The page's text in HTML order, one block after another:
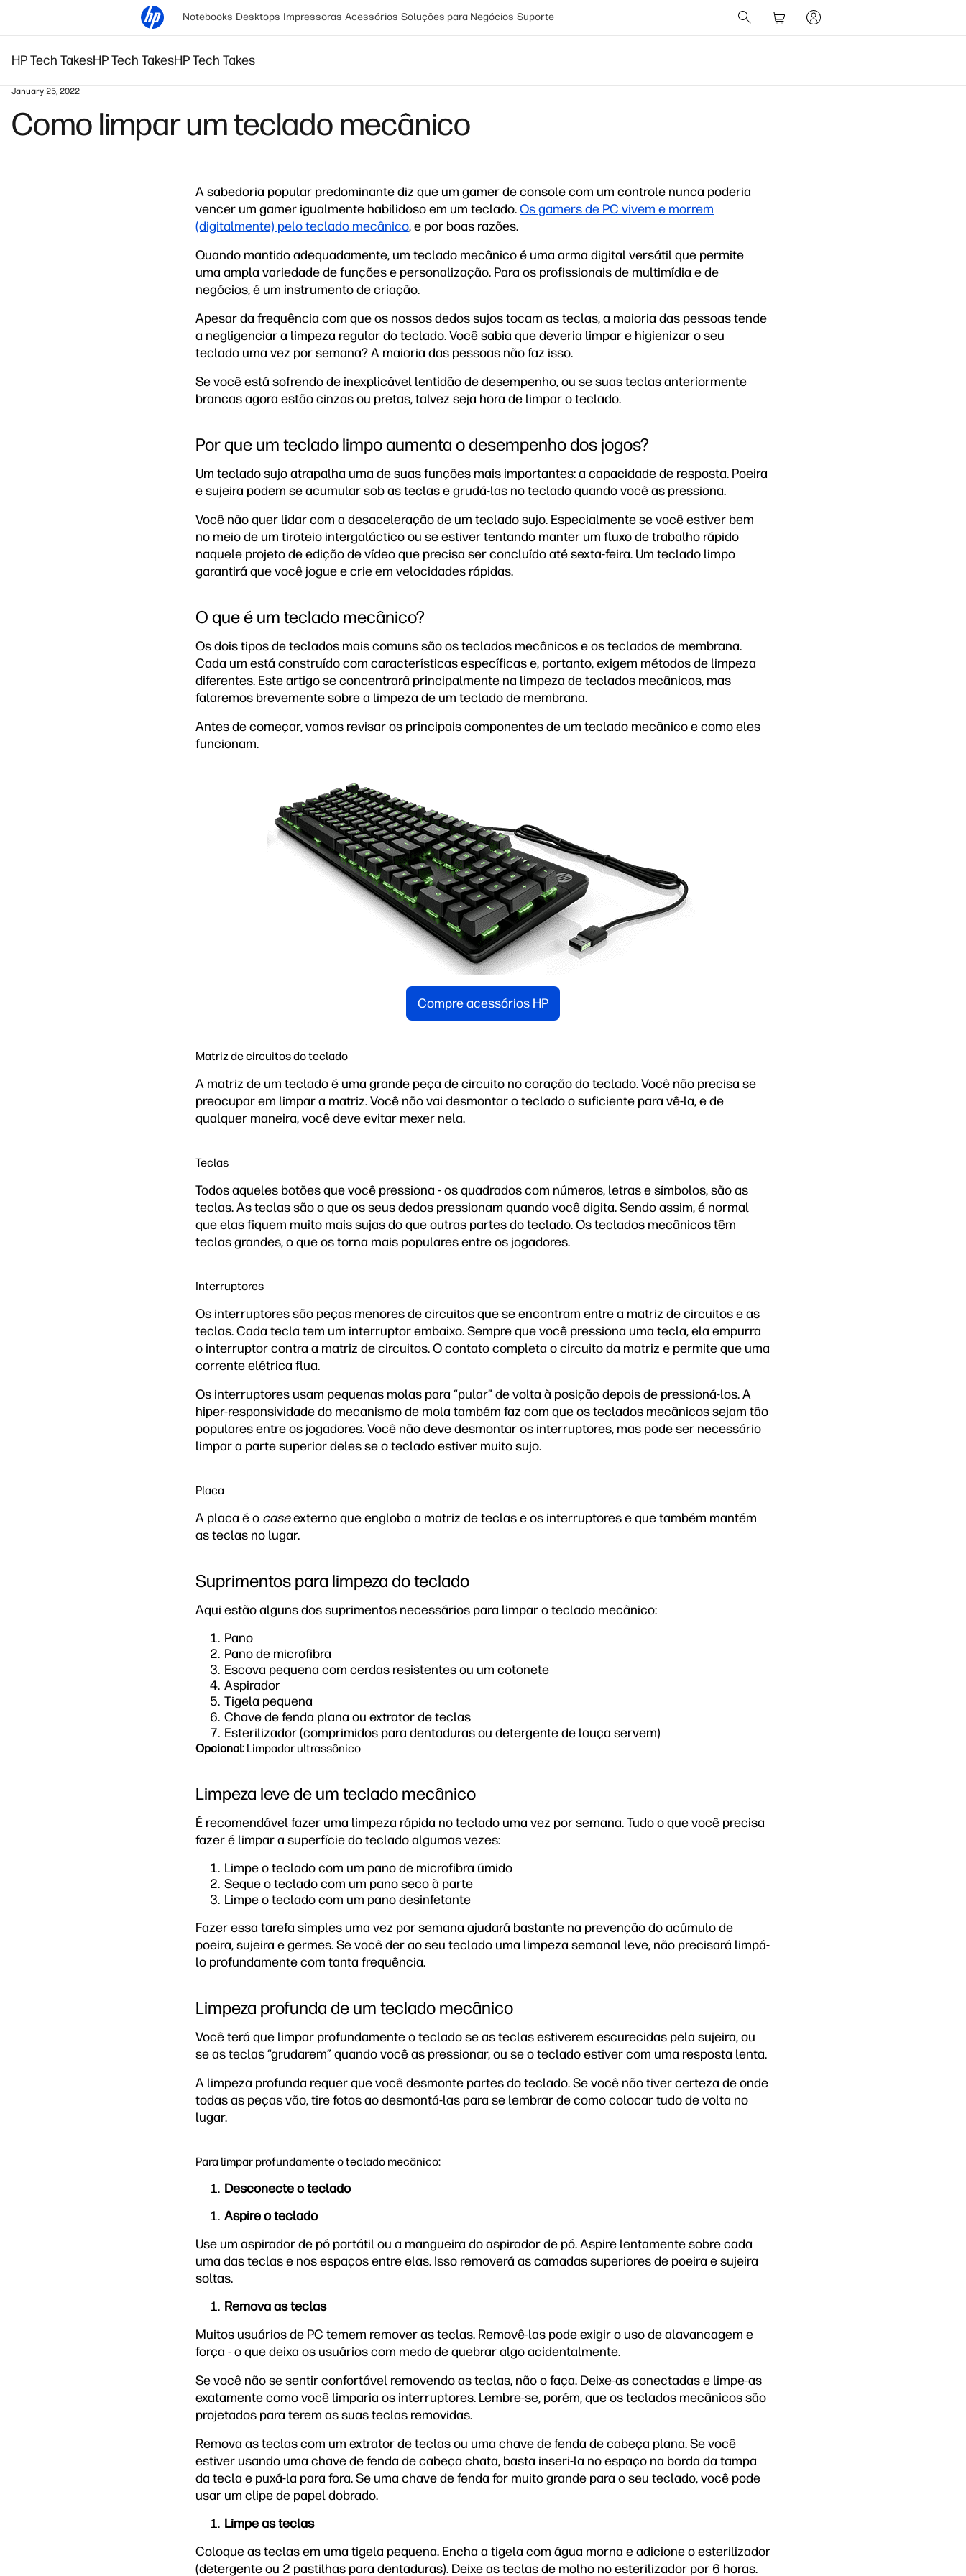
Notebooks Desktops Impressoras Acessórios Soluções para Negócios Suporte
HP Tech TakesHP Tech TakesHP Tech Takes
January 25, 2022
Como limpar um teclado mecânico
A sabedoria popular predominante diz que um gamer de console com um controle nunca poderia
vencer um gamer igualmente habilidoso em um teclado.Os gamers de PC vivem e morrem
(digitalmente) pelo teclado mecânico, e por boas razões.
Quando mantido adequadamente, um teclado mecânico é uma arma digital versátil que permite
uma ampla variedade de funções e personalização. Para os profissionais de multimídia e de
negócios, é um instrumento de criação.
Apesar da frequência com que os nossos dedos sujos tocam as teclas, a maioria das pessoas tende
a negligenciar a limpeza regular do teclado. Você sabia que deveria limpar e higienizar o seu
teclado uma vez por semana? A maioria das pessoas não faz isso.
Se você está sofrendo de inexplicável lentidão de desempenho, ou se suas teclas anteriormente
brancas agora estão cinzas ou pretas, talvez seja hora de limpar o teclado.
Por que um teclado limpo aumenta o desempenho dos jogos?
Um teclado sujo atrapalha uma de suas funções mais importantes: a capacidade de resposta. Poeira
e sujeira podem se acumular sob as teclas e grudá-las no teclado quando você as pressiona.
Você não quer lidar com a desaceleração de um teclado sujo. Especialmente se você estiver bem
no meio de um tiroteio intergaláctico ou se estiver tentando manter um fluxo de trabalho rápido
naquele projeto de edição de vídeo que precisa ser concluído até sexta-feira. Um teclado limpo
garantirá que você jogue e crie em velocidades rápidas.
O que é um teclado mecânico?
Os dois tipos de teclados mais comuns são os teclados mecânicos e os teclados de membrana.
Cada um está construído com características específicas e, portanto, exigem métodos de limpeza
diferentes. Este artigo se concentrará principalmente na limpeza de teclados mecânicos, mas
falaremos brevemente sobre a limpeza de um teclado de membrana.
Antes de começar, vamos revisar os principais componentes de um teclado mecânico e como eles
funcionam.
Compre acessórios HP
Matriz de circuitos do teclado
A matriz de um teclado é uma grande peça de circuito no coração do teclado. Você não precisa se
preocupar em limpar a matriz. Você não vai desmontar o teclado o suficiente para vê-la, e de
qualquer maneira, você deve evitar mexer nela.
Teclas
Todos aqueles botões que você pressiona - os quadrados com números, letras e símbolos, são as
teclas. As teclas são o que os seus dedos pressionam quando você digita. Sendo assim, é normal
que elas fiquem muito mais sujas do que outras partes do teclado. Os teclados mecânicos têm
teclas grandes, o que os torna mais populares entre os jogadores.
Interruptores
Os interruptores são peças menores de circuitos que se encontram entre a matriz de circuitos e as
teclas. Cada tecla tem um interruptor embaixo. Sempre que você pressiona uma tecla, ela empurra
o interruptor contra a matriz de circuitos. O contato completa o circuito da matriz e permite que uma
corrente elétrica flua.
Os interruptores usam pequenas molas para “pular” de volta à posição depois de pressioná-los. A
hiper-responsividade do mecanismo de mola também faz com que os teclados mecânicos sejam tão
populares entre os jogadores. Você não deve desmontar os interruptores, mas pode ser necessário
limpar a parte superior deles se o teclado estiver muito sujo.
Placa
A placa é o caseexterno que engloba a matriz de teclas e os interruptores e que também mantém
as teclas no lugar.
Suprimentos para limpeza do teclado
Aqui estão alguns dos suprimentos necessários para limpar o teclado mecânico:
Pano
Pano de microfibra
Escova pequena com cerdas resistentes ou um cotonete
Aspirador
Tigela pequena
Chave de fenda plana ou extrator de teclas
Esterilizador (comprimidos para dentaduras ou detergente de louça servem)
Opcional: Limpador ultrassônico
Limpeza leve de um teclado mecânico
É recomendável fazer uma limpeza rápida no teclado uma vez por semana. Tudo o que você precisa
fazer é limpar a superfície do teclado algumas vezes:
Limpe o teclado com um pano de microfibra úmido
Seque o teclado com um pano seco à parte
Limpe o teclado com um pano desinfetante
Fazer essa tarefa simples uma vez por semana ajudará bastante na prevenção do acúmulo de
poeira, sujeira e germes. Se você der ao seu teclado uma limpeza semanal leve, não precisará limpá-
lo profundamente com tanta frequência.
Limpeza profunda de um teclado mecânico
Você terá que limpar profundamente o teclado se as teclas estiverem escurecidas pela sujeira, ou
se as teclas “grudarem” quando você as pressionar, ou se o teclado estiver com uma resposta lenta.
A limpeza profunda requer que você desmonte partes do teclado. Se você não tiver certeza de onde
todas as peças vão, tire fotos ao desmontá-las para se lembrar de como colocar tudo de volta no
lugar.
Para limpar profundamente o teclado mecânico:
Desconecte o teclado
Aspire o teclado
Use um aspirador de pó portátil ou a mangueira do aspirador de pó. Aspire lentamente sobre cada
uma das teclas e nos espaços entre elas. Isso removerá as camadas superiores de poeira e sujeira
soltas.
Remova as teclas
Muitos usuários de PC temem remover as teclas. Removê-las pode exigir o uso de alavancagem e
força - o que deixa os usuários com medo de quebrar algo acidentalmente.
Se você não se sentir confortável removendo as teclas, não o faça. Deixe-as conectadas e limpe-as
exatamente como você limparia os interruptores. Lembre-se, porém, que os teclados mecânicos são
projetados para terem as suas teclas removidas.
Remova as teclas com um extrator de teclas ou uma chave de fenda de cabeça plana. Se você
estiver usando uma chave de fenda de cabeça chata, basta inseri-la no espaço na borda da tampa
da tecla e puxá-la para fora. Se uma chave de fenda for muito grande para o seu teclado, você pode
usar um clipe de papel dobrado.
Limpe as teclas
Coloque as teclas em uma tigela pequena. Encha a tigela com água morna e adicione o esterilizador
(detergente ou 2 pastilhas para dentaduras). Deixe as teclas de molho no esterilizador por 6 horas.